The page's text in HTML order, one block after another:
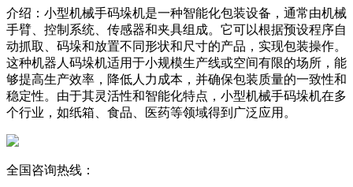
介绍： 小型机械手码垛机是一种智能化包装设备，通常由机械
手臂、控制系统、传感器和夹具组成。它可以根据预设程序自
动抓取、码垛和放置不同形状和尺寸的产品，实现包装操作。
这种机器人码垛机适用于小规模生产线或空间有限的场所，能
够提高生产效率，降低人力成本，并确保包装质量的一致性和
稳定性。由于其灵活性和智能化特点，小型机械手码垛机在多
个行业，如纸箱、食品、医药等领域得到广泛应用。
全国咨询热线：